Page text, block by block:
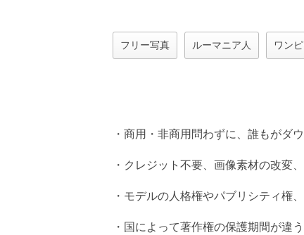
フリー写真 ルーマニア人 ワン
・商用・非商用問わずに、誰もがダ
・クレジット不要、画像素材の改変
・モデルの人格権やパブリシティ権
・国によって著作権の保護期間が違